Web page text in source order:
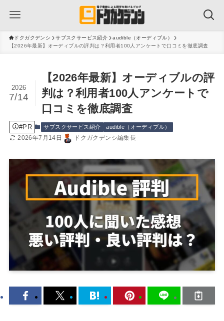
ドクガクデンシ サブスクサービス紹介
audible（オーディブル）
【2026年最新】オーディブルの評判は？利用者100人アンケートで口コミを徹底調査
【2026年最新】オーディブルの評
判は？利用者100人アンケートで
口コミを徹底調査
2026
7/14
#PR サブスクサービス紹介 audible（オーディブル）
2026年7月14日 ドクガクデンシ編集長